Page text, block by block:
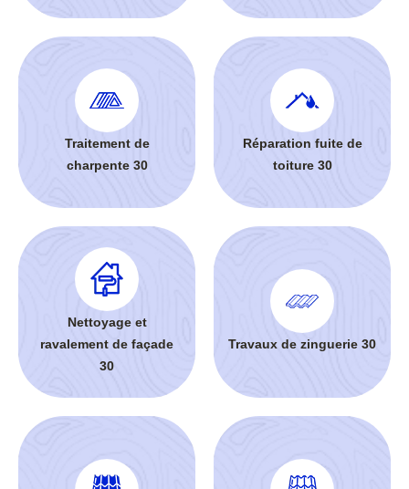
Traitement de
charpente 30
Réparation fuite de
toiture 30
Nettoyage et
ravalement de façade
30
Travaux de zinguerie 30